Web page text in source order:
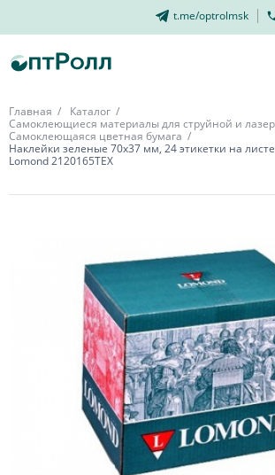
t.me/optrolmsk
Главная
Каталог
Самоклеющиеся материалы для струйной и
Самоклеющаяся цветная бумага
Наклейки зеленые 70х37 мм, 24 этикетки на
Lomond 2120165ТЕХ